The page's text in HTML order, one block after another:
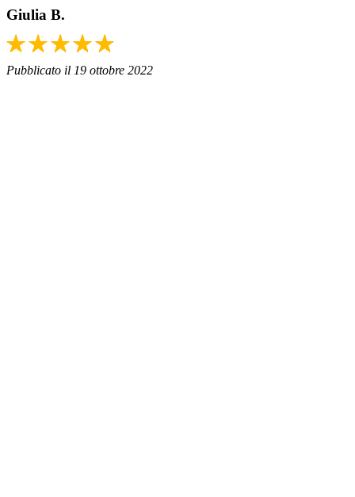
Giulia B.
Pubblicato il 19 ottobre 2022